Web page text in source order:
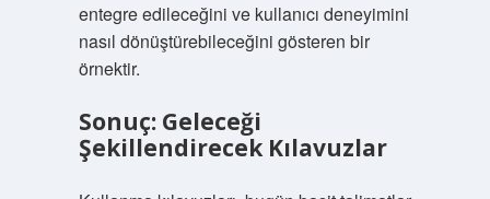
entegre edileceğini ve kullanıcı deneyimini
nasıl dönüştürebileceğini gösteren bir
örnektir.
Sonuç: Geleceği
Şekillendirecek Kılavuzlar